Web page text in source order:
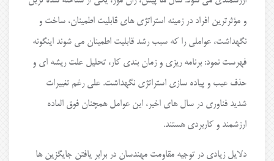
و مؤثرترین افراد در زمینه استراتژی های قابلیت اطمینان، ساخت و
نگهداشت، عواملی را که سبب رشد قابلیت اطمینان می شوند اینگونه
فهرست نمود: برنامه ریزی و زمان بندی کار، تحلیل علت ریشه ای و
حذف عیب و پیاده سازی استراتژی نگهداشت. علی رغم تغییرات
شدید فناوری در سال های اخیر، این عوامل همچنان فوق العاده
ارزشمند و کاربردی هستند.
دلایل زیادی در توجیه مقاومت مهندسان در برابر یافتن جایگزین ها